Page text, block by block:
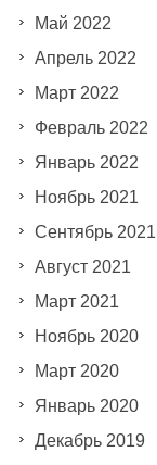
Май 2022
Апрель 2022
Март 2022
Февраль 2022
Январь 2022
Ноябрь 2021
Сентябрь 2021
Август 2021
Март 2021
Ноябрь 2020
Март 2020
Январь 2020
Декабрь 2019